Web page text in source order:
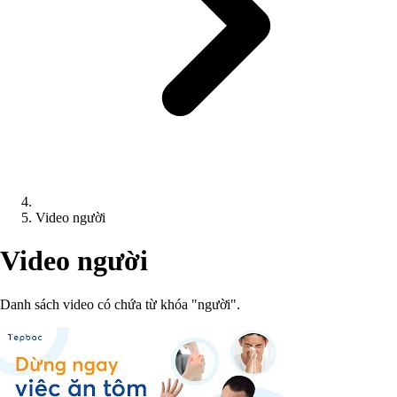
Video người
Video người
Danh sách video có chứa từ khóa "người".